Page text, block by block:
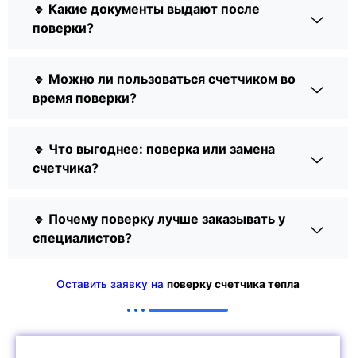
🔹 Какие документы выдают после
поверки?
🔹 Можно ли пользоваться счетчиком во
время поверки?
🔹 Что выгоднее: поверка или замена
счетчика?
🔹 Почему поверку лучше заказывать у
специалистов?
Оставить заявку на поверку счетчика тепла